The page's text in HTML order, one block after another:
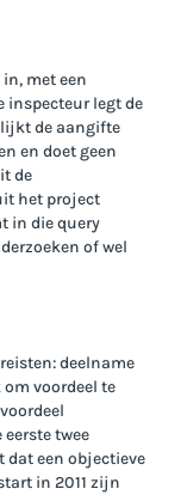
met een
inspecteur legt de
de aangifte
en doet geen
de
het project
in die query
of wel
deelname
voordeel te
twee
dat een objectieve
in 2011 zijn